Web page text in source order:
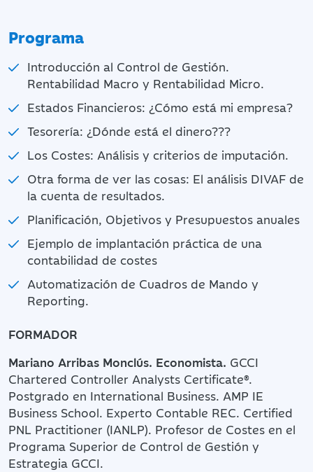
Programa
Introducción al Control de Gestión.
Rentabilidad Macro y Rentabilidad Micro.
Estados Financieros: ¿Cómo está mi empresa?
Tesorería: ¿Dónde está el dinero???
Los Costes: Análisis y criterios de imputación.
Otra forma de ver las cosas: El análisis DIVAF de
la cuenta de resultados.
Planificación, Objetivos y Presupuestos anuales
Ejemplo de implantación práctica de una
contabilidad de costes
Automatización de Cuadros de Mando y
Reporting.
FORMADOR
Mariano Arribas Monclús. Economista. GCCI
Chartered Controller Analysts Certificate®.
Postgrado en International Business. AMP IE
Business School. Experto Contable REC. Certified
PNL Practitioner (IANLP). Profesor de Costes en el
Programa Superior de Control de Gestión y
Estrategia GCCI.